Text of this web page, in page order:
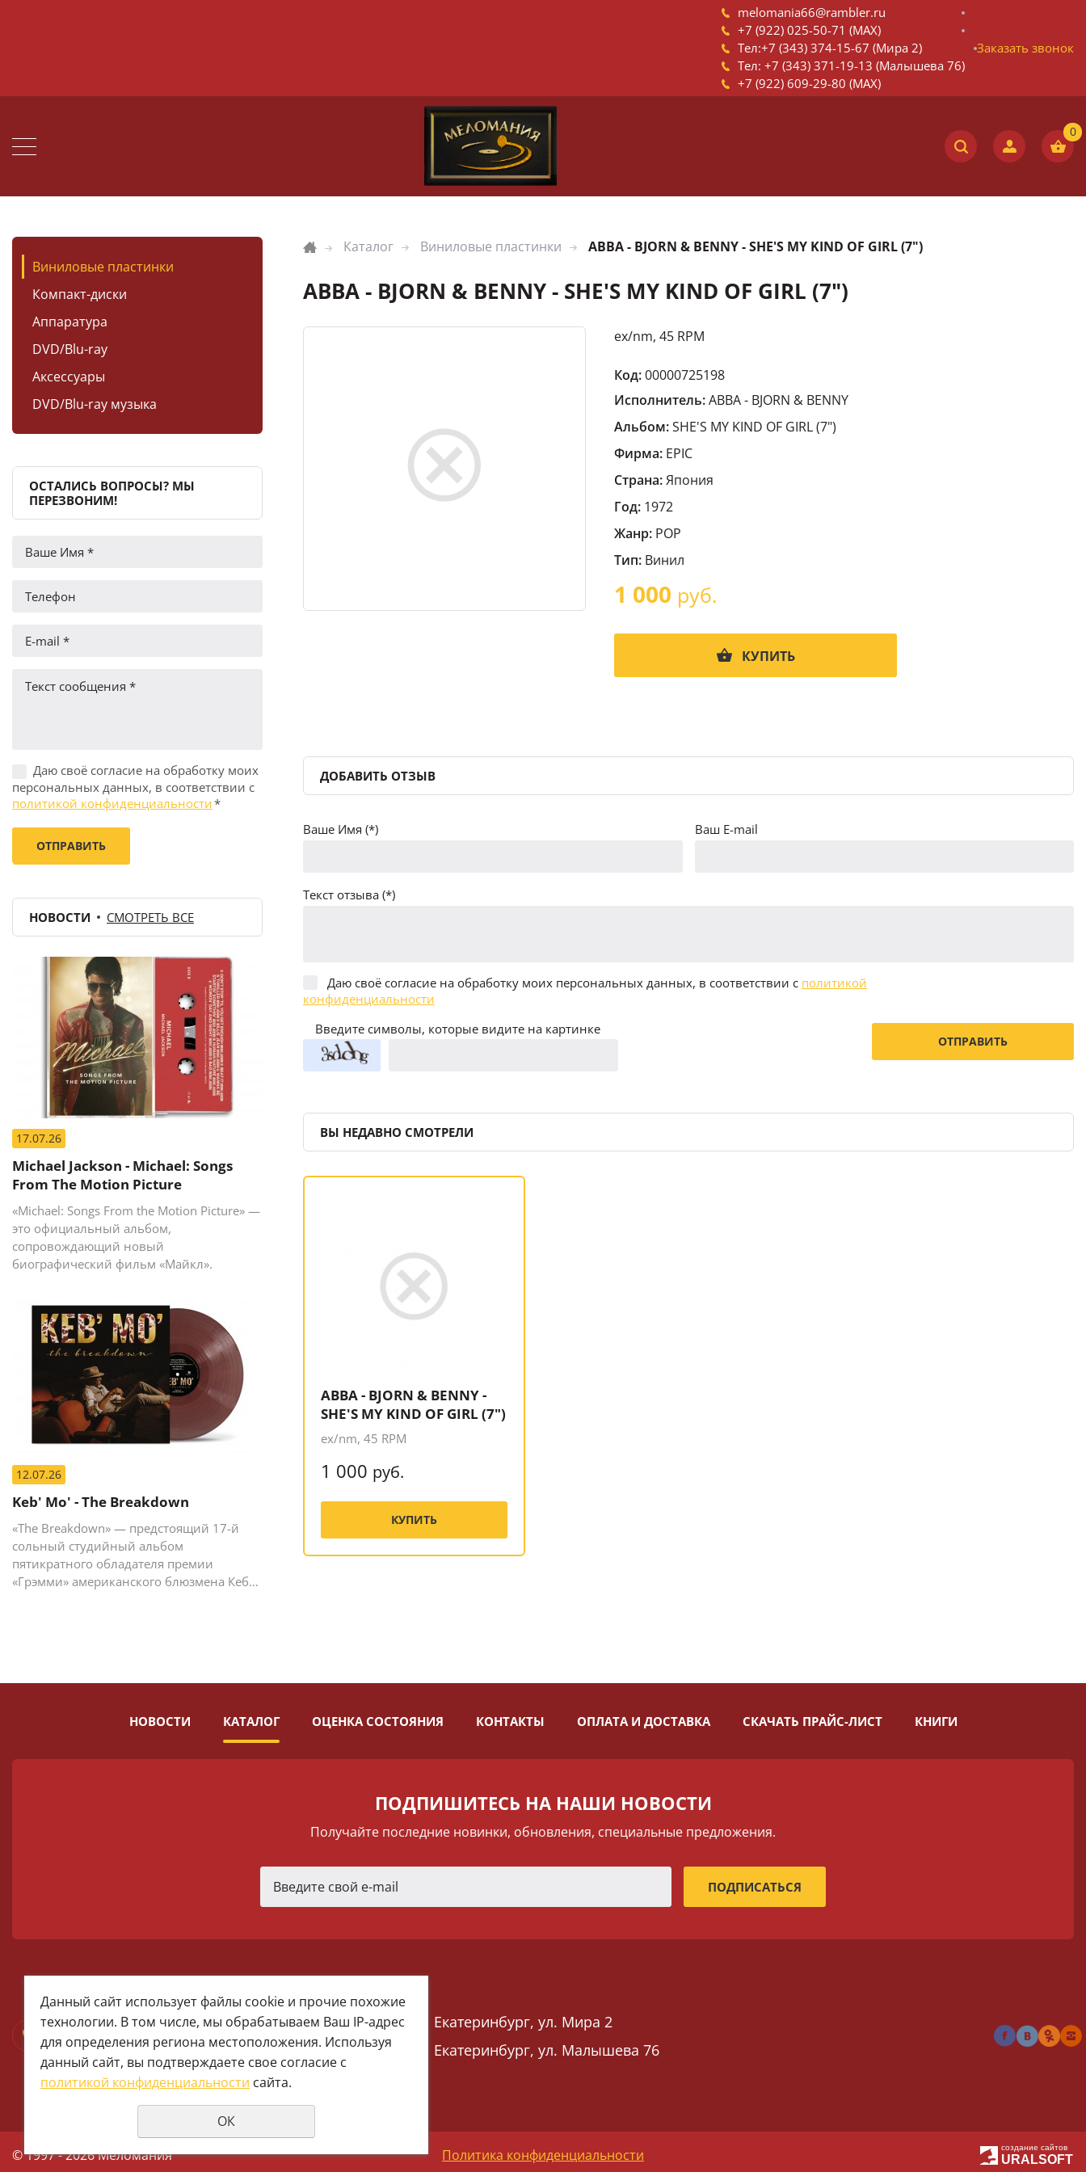
melomania66@rambler.ru
+7 (922) 025-50-71 (MAX)
Тел:+7 (343) 374-15-67 (Мира 2)
Тел: +7 (343) 371-19-13 (Малышева 76)
+7 (922) 609-29-80 (MAX)
Заказать звонок
Виниловые пластинки
Компакт-диски
Аппаратура
DVD/Blu-ray
Аксессуары
DVD/Blu-ray музыка
ОСТАЛИСЬ ВОПРОСЫ? МЫ
ПЕРЕЗВОНИМ!
Даю своё согласие на обработку моих
персональных данных, в соответствии с
политикой конфиденциальности*
НОВОСТИ СМОТРЕТЬ ВСЕ
17.07.26
Michael Jackson - Michael: Songs
From The Motion Picture
«Michael: Songs From the Motion Picture» —
это официальный альбом,
сопровождающий новый
биографический фильм «Майкл».
12.07.26
Keb' Mo' - The Breakdown
«The Breakdown» — предстоящий 17-й
сольный студийный альбом
пятикратного обладателя премии
«Грэмми» американского блюзмена Кеба
Каталог Виниловые пластинки ABBA - BJORN & BENNY - SHE'S MY KIND OF GIRL (7")
ABBA - BJORN & BENNY - SHE'S MY KIND OF GIRL (7")
ex/nm, 45 RPM
Код:00000725198
Исполнитель:ABBA - BJORN & BENNY
Альбом:SHE'S MY KIND OF GIRL (7")
Фирма: EPIC
Страна:Япония
Год: 1972
Жанр: POP
Тип: Винил
1 000 руб.
КУПИТЬ
ДОБАВИТЬ ОТЗЫВ
Ваше Имя (*) Ваш E-mail
Текст отзыва (*)
Даю своё согласие на обработку моих персональных данных, в соответствии с политикой
конфиденциальности
Введите символы, которые видите на картинке
ВЫ НЕДАВНО СМОТРЕЛИ
ABBA - BJORN & BENNY -
SHE'S MY KIND OF GIRL (7")
ex/nm, 45 RPM
1 000 руб.
КУПИТЬ
НОВОСТИ КАТАЛОГ ОЦЕНКА СОСТОЯНИЯ КОНТАКТЫ ОПЛАТА И ДОСТАВКА СКАЧАТЬ ПРАЙС-ЛИСТ КНИГИ
ПОДПИШИТЕСЬ НА НАШИ НОВОСТИ
Получайте последние новинки, обновления, специальные предложения.
+7 (922) 025-50-71 (MAX)
Тел:+7 (343) 374-15-67 (Мира 2)
Тел: +7 (343) 371-19-13 (Малышева 76)
+7 (922) 609-29-80 (MAX)
Екатеринбург, ул. Мира 2
Екатеринбург, ул. Малышева 76
© 1997 - 2026 Меломания Политика конфиденциальности создание сайтов
URALSOFT
Данный сайт использует файлы cookie и прочие похожие
технологии. В том числе, мы обрабатываем Ваш IP-адрес
для определения региона местоположения. Используя
данный сайт, вы подтверждаете свое согласие с
политикой конфиденциальности сайта.
ОК